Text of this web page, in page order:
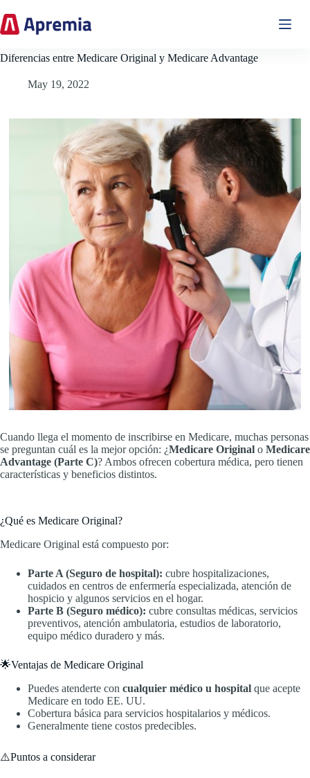
to
content
Diferencias entre Medicare Original y Medicare Advantage
May 19, 2022
Cuando llega el momento de inscribirse en Medicare, muchas personas
se preguntan cuál es la mejor opción: ¿Medicare Original o Medicare
Advantage (Parte C)? Ambos ofrecen cobertura médica, pero tienen
características y beneficios distintos.
¿Qué es Medicare Original?
Medicare Original está compuesto por:
Parte A (Seguro de hospital): cubre hospitalizaciones,
cuidados en centros de enfermería especializada, atención de
hospicio y algunos servicios en el hogar.
Parte B (Seguro médico): cubre consultas médicas, servicios
preventivos, atención ambulatoria, estudios de laboratorio,
equipo médico duradero y más.
🌟Ventajas de Medicare Original
Puedes atenderte con cualquier médico u hospital que acepte
Medicare en todo EE. UU.
Cobertura básica para servicios hospitalarios y médicos.
Generalmente tiene costos predecibles.
⚠️Puntos a considerar